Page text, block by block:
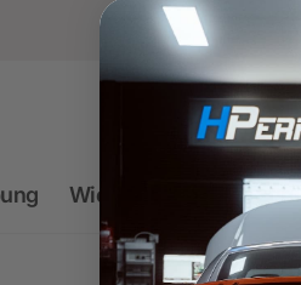
Wichtige Hinweise